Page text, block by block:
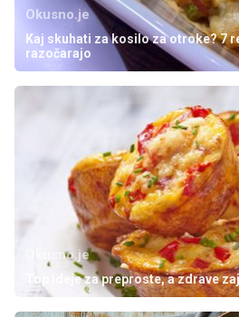
Okusno.je
Kaj skuhati za kosilo za otroke? 7
razočarajo
Okusno.je
Top ideje za preproste, a zdrave